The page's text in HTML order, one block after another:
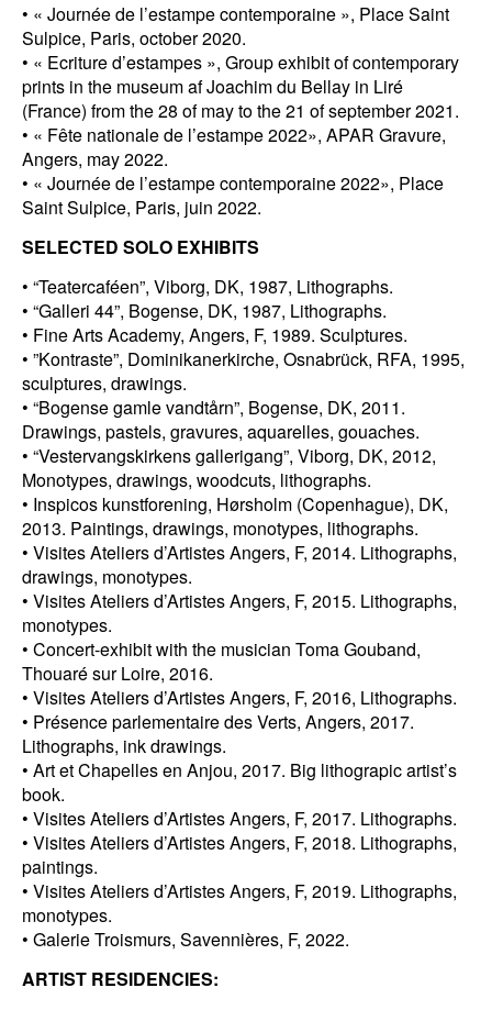
• « Journée de l’estampe contemporaine », Place Saint
Sulpice, Paris, october 2020.
• « Ecriture d’estampes », Group exhibit of contemporary
prints in the museum af Joachim du Bellay in Liré
(France) from the 28 of may to the 21 of september 2021.
• « Fête nationale de l’estampe 2022», APAR Gravure,
Angers, may 2022.
• « Journée de l’estampe contemporaine 2022», Place
Saint Sulpice, Paris, juin 2022.
SELECTED SOLO EXHIBITS
• “Teatercaféen”, Viborg, DK, 1987, Lithographs.
• “Galleri 44”, Bogense, DK, 1987, Lithographs.
• Fine Arts Academy, Angers, F, 1989. Sculptures.
• ”Kontraste”, Dominikanerkirche, Osnabrück, RFA, 1995,
sculptures, drawings.
• “Bogense gamle vandtårn”, Bogense, DK, 2011.
Drawings, pastels, gravures, aquarelles, gouaches.
• “Vestervangskirkens gallerigang”, Viborg, DK, 2012,
Monotypes, drawings, woodcuts, lithographs.
• Inspicos kunstforening, Hørsholm (Copenhague), DK,
2013. Paintings, drawings, monotypes, lithographs.
• Visites Ateliers d’Artistes Angers, F, 2014. Lithographs,
drawings, monotypes.
• Visites Ateliers d’Artistes Angers, F, 2015. Lithographs,
monotypes.
• Concert-exhibit with the musician Toma Gouband,
Thouaré sur Loire, 2016.
• Visites Ateliers d’Artistes Angers, F, 2016, Lithographs.
• Présence parlementaire des Verts, Angers, 2017.
Lithographs, ink drawings.
• Art et Chapelles en Anjou, 2017. Big lithograpic artist’s
book.
• Visites Ateliers d’Artistes Angers, F, 2017. Lithographs.
• Visites Ateliers d’Artistes Angers, F, 2018. Lithographs,
paintings.
• Visites Ateliers d’Artistes Angers, F, 2019. Lithographs,
monotypes.
• Galerie Troismurs, Savennières, F, 2022.
ARTIST RESIDENCIES: